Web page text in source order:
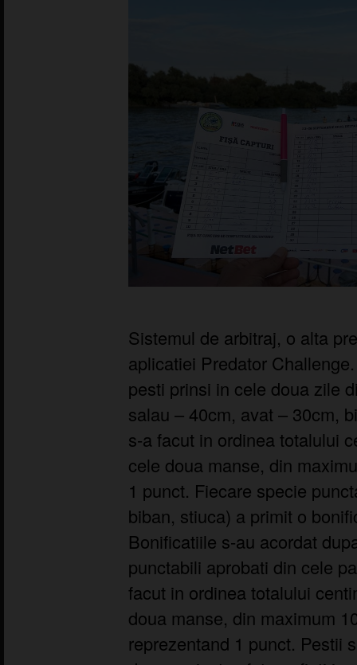
Sistemul de arbitraj, o alta
aplicatiei Predator
pesti prinsi in cele doua zile
salau – 40cm, avat – 30cm,
s-a facut in ordinea totalului
cele doua manse, din
1 punct. Fiecare specie
biban, stiuca) a primit o
Bonificatiile s-au acordat
punctabili aprobati din cele
facut in ordinea totalului
doua manse, din maximum
reprezentand 1 punct. Pestii